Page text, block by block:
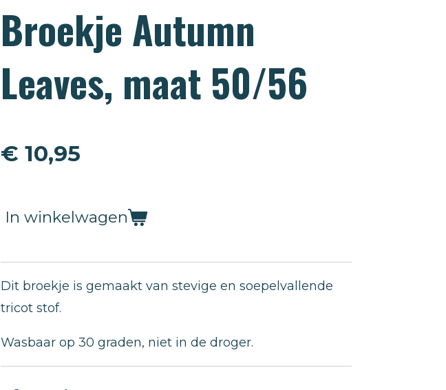
Broekje Autumn
Leaves, maat 50/56
€ 10,95
In winkelwagen
Dit broekje is gemaakt van stevige en soepelvallende
tricot stof.
Wasbaar op 30 graden, niet in de droger.